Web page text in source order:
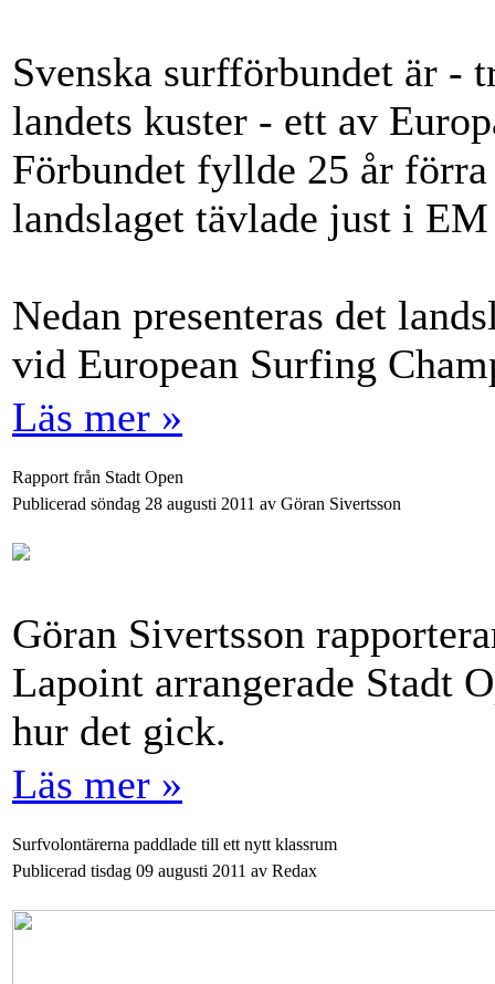
Svenska surfförbundet är -
landets kuster - ett av
Förbundet fyllde 25 år
landslaget tävlade just i
Nedan presenteras det
vid European Surfing
Läs mer »
Rapport från Stadt Open
Publicerad söndag 28 augusti 2011 av Göran Sivertsson
Göran Sivertsson
Lapoint arrangerade Stadt
hur det gick.
Läs mer »
Surfvolontärerna paddlade till ett nytt klassrum
Publicerad tisdag 09 augusti 2011 av Redax